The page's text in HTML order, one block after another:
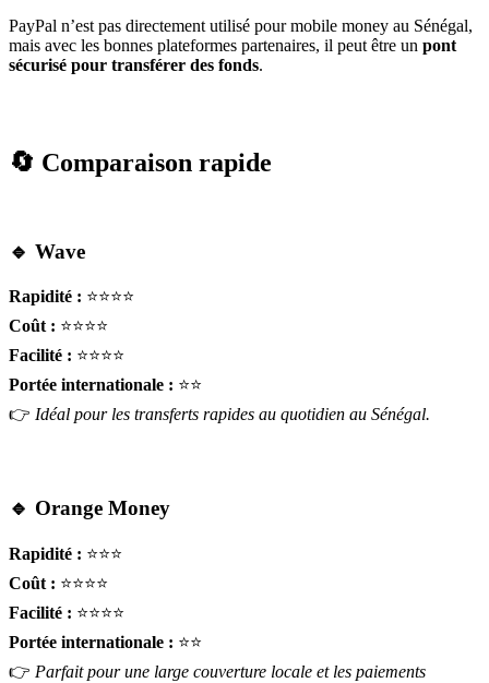
PayPal n’est pas directement utilisé pour mobile money au Sénégal,
mais avec les bonnes plateformes partenaires, il peut être un pont
sécurisé pour transférer des fonds.
🔄 Comparaison rapide
🔹 Wave
Rapidité : ⭐⭐⭐⭐
Coût : ⭐⭐⭐⭐
Facilité : ⭐⭐⭐⭐
Portée internationale : ⭐⭐
👉 Idéal pour les transferts rapides au quotidien au Sénégal.
🔹 Orange Money
Rapidité : ⭐⭐⭐
Coût : ⭐⭐⭐⭐
Facilité : ⭐⭐⭐⭐
Portée internationale : ⭐⭐
👉 Parfait pour une large couverture locale et les paiements